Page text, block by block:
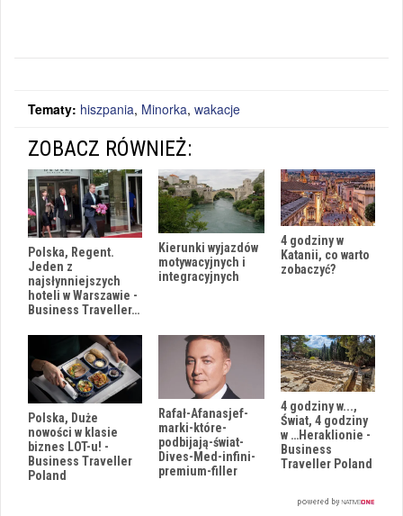
Tematy: hiszpania, Minorka, wakacje
ZOBACZ RÓWNIEŻ:
Polska, Regent.
Jeden z
najsłynniejszych
hoteli w Warszawie -
Business Traveller…
Kierunki wyjazdów
motywacyjnych i
integracyjnych
4 godziny w
Katanii, co warto
zobaczyć?
Polska, Duże
nowości w klasie
biznes LOT-u! -
Business Traveller
Poland
Rafał-Afanasjef-
marki-które-
podbijają-świat-
Dives-Med-infini-
premium-filler
4 godziny w...,
Świat, 4 godziny
w …Heraklionie -
Business
Traveller Poland